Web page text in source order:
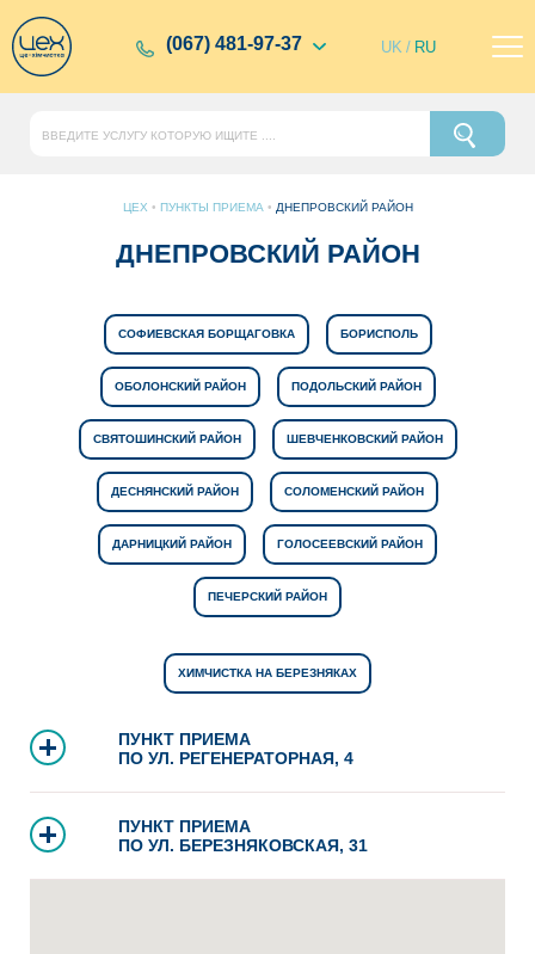
(067) 481-97-37 UK / RU
ЦЕХ • ПУНКТЫ ПРИЕМА • ДНЕПРОВСКИЙ РАЙОН
ДНЕПРОВСКИЙ РАЙОН
СОФИЕВСКАЯ БОРЩАГОВКА БОРИСПОЛЬ
ОБОЛОНСКИЙ РАЙОН ПОДОЛЬСКИЙ РАЙОН
СВЯТОШИНСКИЙ РАЙОН ШЕВЧЕНКОВСКИЙ РАЙОН
ДЕСНЯНСКИЙ РАЙОН СОЛОМЕНСКИЙ РАЙОН
ДАРНИЦКИЙ РАЙОН ГОЛОСЕЕВСКИЙ РАЙОН
ПЕЧЕРСКИЙ РАЙОН
ХИМЧИСТКА НА БЕРЕЗНЯКАХ
ПУНКТ ПРИЕМА
ПО УЛ. РЕГЕНЕРАТОРНАЯ, 4
ПУНКТ ПРИЕМА
ПО УЛ. БЕРЕЗНЯКОВСКАЯ, 31